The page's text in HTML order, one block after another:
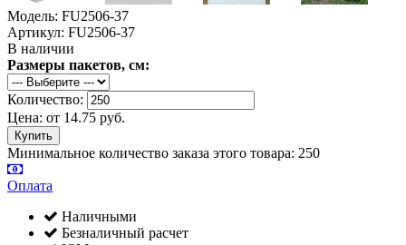
Модель: FU2506-37
Артикул: FU2506-37
В наличии
Размеры пакетов, см:
Количество:
Цена: от 14.75 руб.
Минимальное количество заказа этого товара: 250
Оплата
Наличными
Безналичный расчет